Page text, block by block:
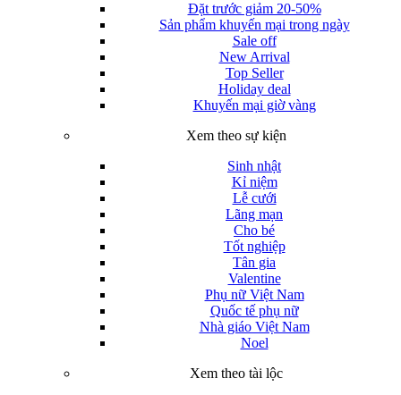
Đặt trước giảm 20-50%
Sản phẩm khuyến mại trong ngày
Sale off
New Arrival
Top Seller
Holiday deal
Khuyến mại giờ vàng
Xem theo sự kiện
Sinh nhật
Kỉ niệm
Lễ cưới
Lãng mạn
Cho bé
Tốt nghiệp
Tân gia
Valentine
Phụ nữ Việt Nam
Quốc tế phụ nữ
Nhà giáo Việt Nam
Noel
Xem theo tài lộc